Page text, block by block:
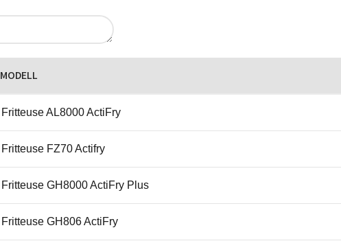
MODELL
Fritteuse AL8000 ActiFry
Fritteuse FZ70 Actifry
Fritteuse GH8000 ActiFry Plus
Fritteuse GH806 ActiFry